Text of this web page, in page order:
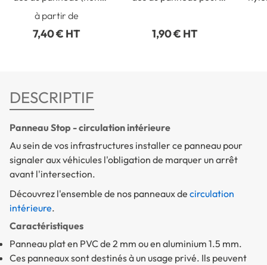
à partir de
7,40 € HT 1,90 € HT
DESCRIPTIF
Panneau Stop - circulation intérieure
Au sein de vos infrastructures installer ce panneau pour
signaler aux véhicules l'obligation de marquer un arrêt
avant l'intersection.
Découvrez l'ensemble de nos panneaux de circulation
intérieure.
Caractéristiques
Panneau plat en PVC de 2 mm ou en aluminium 1.5 mm.
Ces panneaux sont destinés à un usage privé. Ils peuvent